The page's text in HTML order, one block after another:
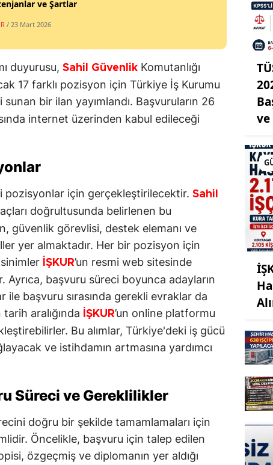
ve Şartlar
/ 23 Mart 2026
duyurusu, Sahil Güvenlik Komutanlığı
17 farklı pozisyon için Türkiye İş Kurumu
bir ilan yayımlandı. Başvuruların 26
internet üzerinden kabul edileceği
pozisyonlar için gerçekleştirilecektir. Sahil
doğrultusunda belirlenen bu
güvenlik görevlisi, destek elemanı ve
yer almaktadır. Her bir pozisyon için
İŞKUR’un resmi web sitesinde
Ayrıca, başvuru süreci boyunca adayların
başvuru sırasında gerekli evraklar da
aralığında
İŞKUR’un online platformu
Bu alımlar, Türkiye'deki iş gücü
ve istihdamın artmasına yardımcı
Süreci ve Gereklilikler
doğru bir şekilde tamamlamaları için
Öncelikle, başvuru için talep edilen
özgeçmiş ve diplomanın yer aldığı
ve